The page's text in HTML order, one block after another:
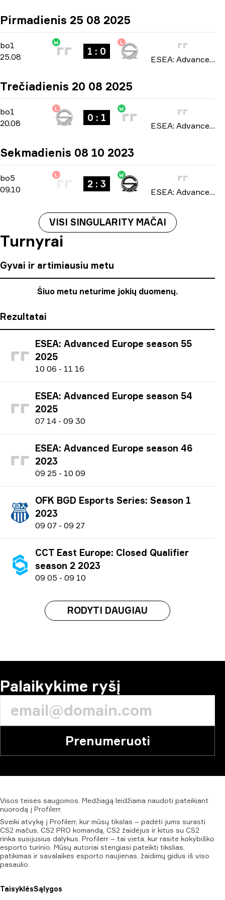
Pirmadienis 25 08 2025
bo1 Regular Season
bo1
25.08
W
1 : 0
L
ESEA: Advanced Europe season 54 2025
Trečiadienis 20 08 2025
bo1 Regular Season
bo1
20.08
L
0 : 1
W
ESEA: Advanced Europe season 54 2025
Sekmadienis 08 10 2023
bo5 -bo5
09.10
L
2 : 3
W
ESEA: Advanced Europe season 46 2023
VISI SINGULARITY MAČAI
Turnyrai
Gyvai ir artimiausiu metu
Šiuo metu neturime jokių duomenų.
Rezultatai
ESEA: Advanced Europe season 55
2025
10 06 - 11 16
ESEA: Advanced Europe season 54
2025
07 14 - 09 30
ESEA: Advanced Europe season 46
2023
09 25 - 10 09
OFK BGD Esports Series: Season 1
2023
09 07 - 09 27
CCT East Europe: Closed Qualifier
season 2 2023
09 05 - 09 10
RODYTI DAUGIAU
Palaikykime ryšį
Prenumeruoti
Visos teisės saugomos. Medžiagą leidžiama naudoti pateikiant
nuorodą į Profilerr.
Sveiki atvykę į Profilerr, kur mūsų tikslas – padėti jums surasti
CS2 mačus, CS2 PRO komandą, CS2 žaidėjus ir kitus su CS2
rinka susijusius dalykus. Profilerr – tai vieta, kur rasite kokybiško
esporto turinio. Mūsų autoriai stengiasi pateikti tikslias,
patikimas ir savalaikes esporto naujienas, žaidimų gidus iš viso
pasaulio.
TaisyklėsSąlygos